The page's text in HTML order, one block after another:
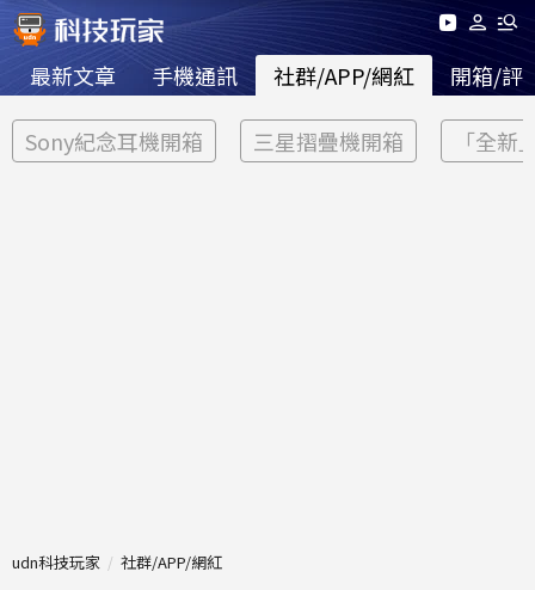
最新文章 手機通訊 社群/APP/網紅 開箱/評
Sony紀念耳機開箱 三星摺疊機開箱 「全新
udn科技玩家 社群/APP/網紅